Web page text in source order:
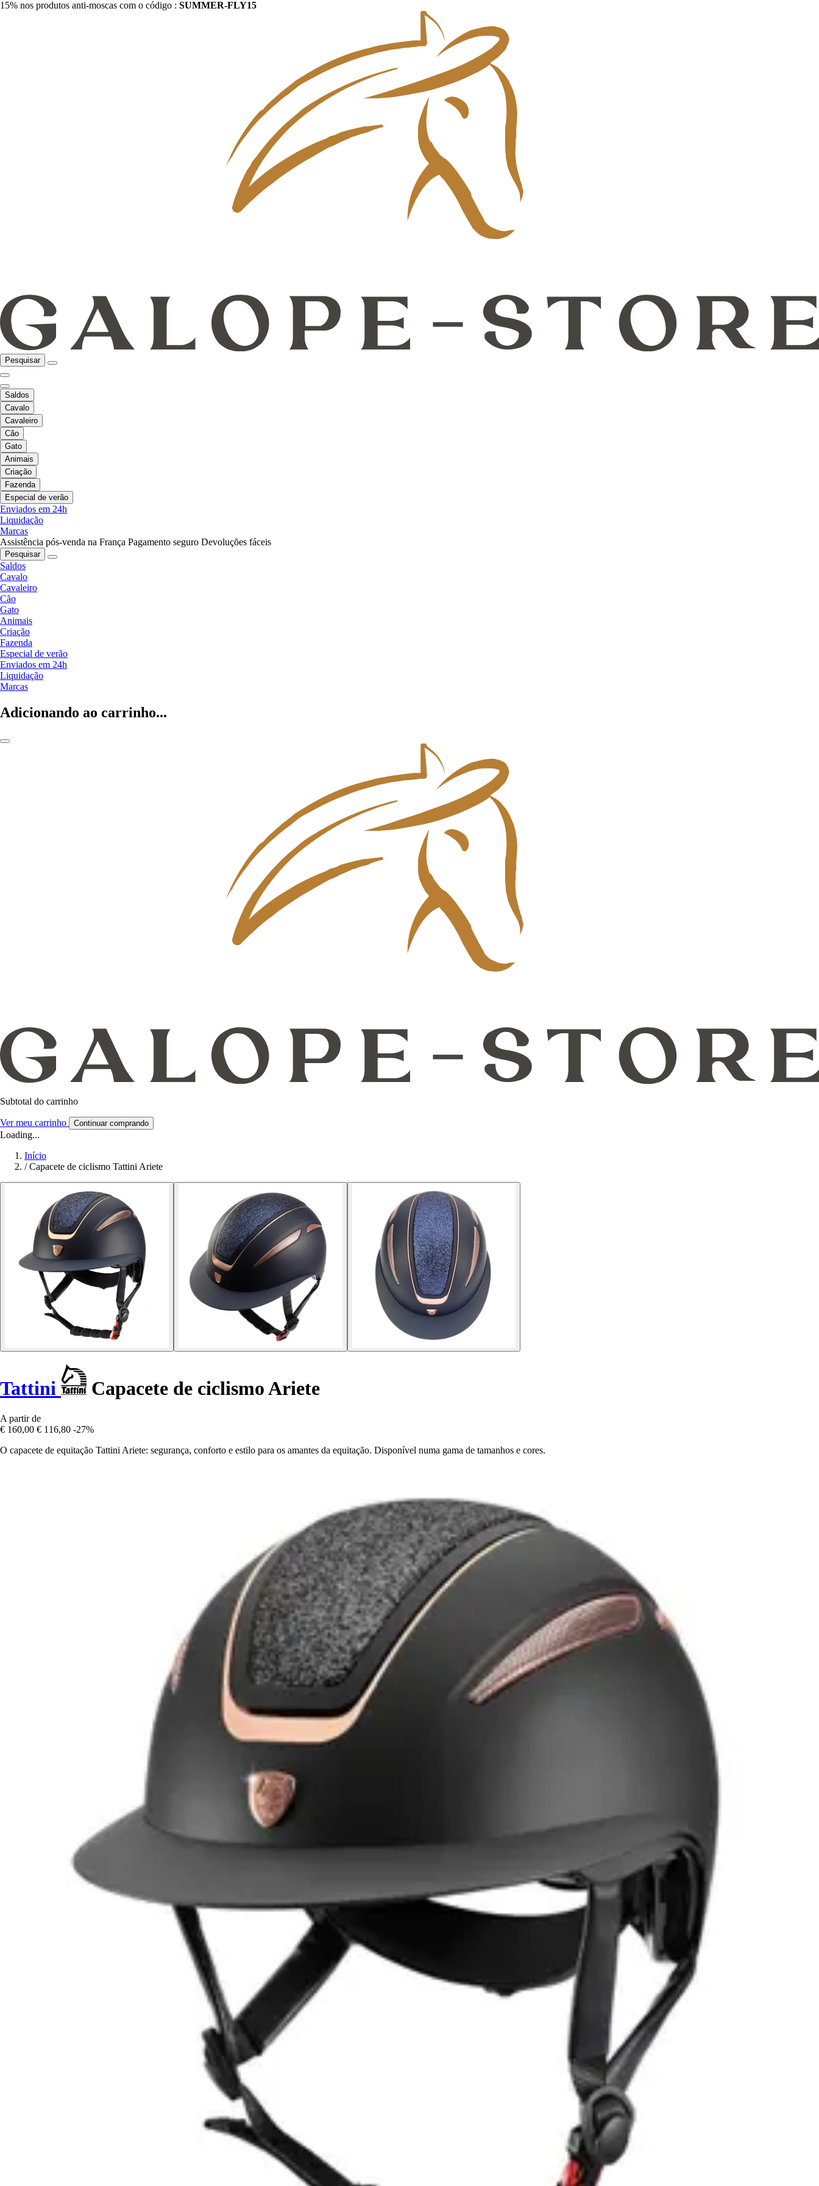
15% nos produtos anti-moscas com o código : SUMMER-FLY15
Pesquisar
Saldos
Cavalo
Cavaleiro
Cão
Gato
Animais
Criação
Fazenda
Especial de verão
Enviados em 24h
Liquidação
Marcas
Assistência pós-venda na França Pagamento seguro Devoluções fáceis
Pesquisar
Saldos
Cavalo
Cavaleiro
Cão
Gato
Animais
Criação
Fazenda
Especial de verão
Enviados em 24h
Liquidação
Marcas
Adicionando ao carrinho...
Subtotal do carrinho
Ver meu carrinho Continuar comprando
Loading...
Início
/ Capacete de ciclismo Tattini Ariete
Tattini Capacete de ciclismo Ariete
A partir de
€ 160,00 € 116,80 -27%
O capacete de equitação Tattini Ariete: segurança, conforto e estilo para os amantes da equitação. Disponível numa gama de tamanhos e cores.